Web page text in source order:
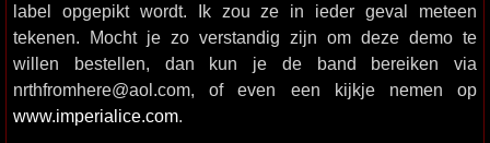
label opgepikt wordt. Ik zou ze in ieder geval meteen
tekenen. Mocht je zo verstandig zijn om deze demo te
willen bestellen, dan kun je de band bereiken via
nrthfromhere@aol.com, of even een kijkje nemen op
www.imperialice.com.